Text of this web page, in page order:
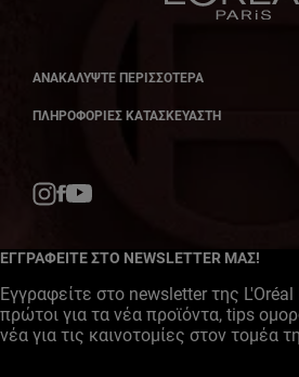
ΑΝΑΚΑΛΎΨΤΕ ΠΕΡΙΣΣΌΤΕΡΑ
ΠΛΗΡΟΦΟΡΙΕΣ ΚΑΤΑΣΚΕΥΑΣΤΗ
ΕΓΓΡΑΦΕΙΤΕ ΣΤΟ NEWSLETTER ΜΑΣ!
Εγγραφείτε στο newsletter της L'Oréal
πρώτοι για τα νέα προϊόντα, tips
νέα για τις καινοτομίες στον τομέα